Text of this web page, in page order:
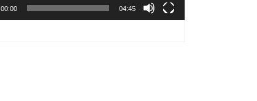
00:00 04:45